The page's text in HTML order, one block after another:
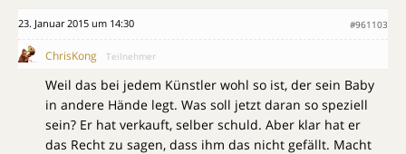
23. Januar 2015 um 14:30 #961103
ChrisKong Teilnehmer
Weil das bei jedem Künstler wohl so ist, der sein Baby
in andere Hände legt. Was soll jetzt daran so speziell
sein? Er hat verkauft, selber schuld. Aber klar hat er
das Recht zu sagen, dass ihm das nicht gefällt. Macht